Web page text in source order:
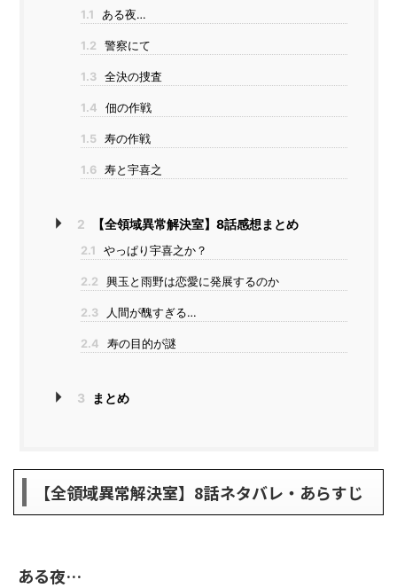
1.1 ある夜…
1.2 警察にて
1.3 全決の捜査
1.4 佃の作戦
1.5 寿の作戦
1.6 寿と宇喜之
2 【全領域異常解決室】8話感想まとめ
2.1 やっぱり宇喜之か？
2.2 興玉と雨野は恋愛に発展するのか
2.3 人間が醜すぎる…
2.4 寿の目的が謎
3 まとめ
【全領域異常解決室】8話ネタバレ・あらすじ
ある夜…